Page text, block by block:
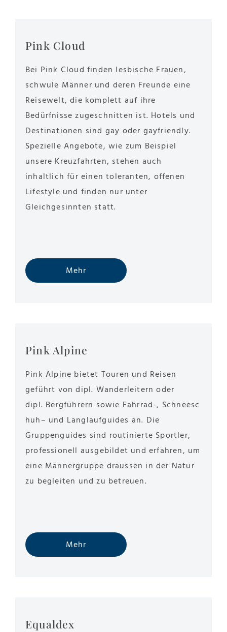
Pink Cloud
Bei Pink Cloud finden lesbische Frauen,
schwule Männer und deren Freunde eine
Reisewelt, die komplett auf ihre
Bedürfnisse zugeschnitten ist. Hotels und
Destinationen sind gay oder gayfriendly.
Spezielle Angebote, wie zum Beispiel
unsere Kreuzfahrten, stehen auch
inhaltlich für einen toleranten, offenen
Lifestyle und finden nur unter
Gleichgesinnten statt.
Mehr
Pink Alpine
Pink Alpine bietet Touren und Reisen
geführt von dipl. Wanderleitern oder
dipl. Bergführern sowie Fahrrad-, Schneesc
huh– und Langlaufguides an. Die
Gruppenguides sind routinierte Sportler,
professionell ausgebildet und erfahren, um
eine Männergruppe draussen in der Natur
zu begleiten und zu betreuen.
Mehr
Equaldex